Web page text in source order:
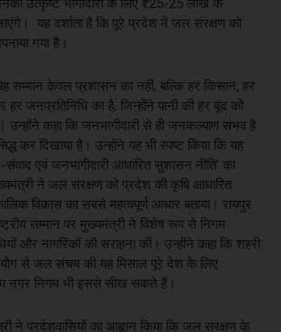
उत्कृष्ट भागीदारी के लिए ₹25-25 लाख के
यह दर्शाता है कि पूरे प्रदेश में जल संरक्षण को
गया है।
सम्मान केवल प्रशासन का नहीं, बल्कि हर किसान, हर
हर जनप्रतिनिधि का है, जिन्होंने पानी की हर बूंद को
उन्होंने कहा कि जनभागीदारी से ही जनकल्याण संभव है
कर दिखाया है। उन्होंने यह भी स्पष्ट किया कि यह
एवं जनभागीदारी आधारित सुशासन नीति’ का
ने जल संरक्षण को प्रदेश की कृषि आधारित
विकास का सबसे महत्वपूर्ण आधार बताया। रायपुर
सम्मान पर मुख्यमंत्री ने विशेष रूप से निगम
और नागरिकों की सराहना की। उन्होंने कहा कि शहरी
से जल संचय की यह मिसाल पूरे देश के लिए
निगम भी इससे सीख सकते हैं।
ने प्रदेशवासियों का आह्वान किया कि जल संरक्षण के